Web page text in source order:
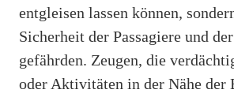
entgleisen lassen können,
Sicherheit der Passagiere und
gefährden. Zeugen, die
oder Aktivitäten in der Nähe der